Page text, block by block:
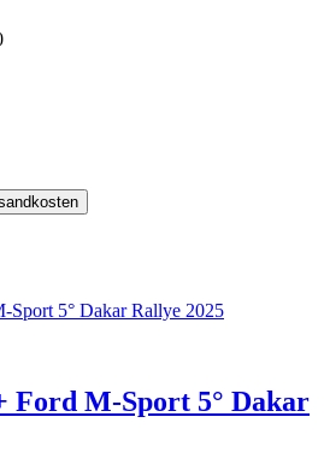
Ford M-Sport 5° Dakar